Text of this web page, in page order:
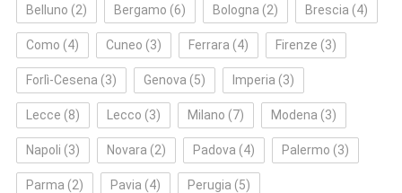
Belluno (2) Bergamo (6) Bologna (2) Brescia (4)
Como (4) Cuneo (3) Ferrara (4) Firenze (3)
Forlì‑Cesena (3) Genova (5) Imperia (3)
Lecce (8) Lecco (3) Milano (7) Modena (3)
Napoli (3) Novara (2) Padova (4) Palermo (3)
Parma (2) Pavia (4) Perugia (5)